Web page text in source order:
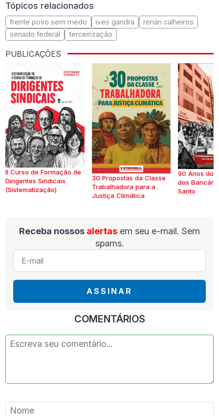
Tópicos relacionados
frente povo sem medo ives gandra
renan calheiros
senado federal
terceirização
PUBLICAÇÕES
II Curso de Formação de
Dirigentes Sindicais
(Sistematização)
30 Propostas da Classe
Trabalhadora para a
Justiça Climática
90 Anos do
dos
Santo
Receba nossos alertas em seu e-mail. Sem
spams.
E-
mail
ASSINAR
COMENTÁRIOS